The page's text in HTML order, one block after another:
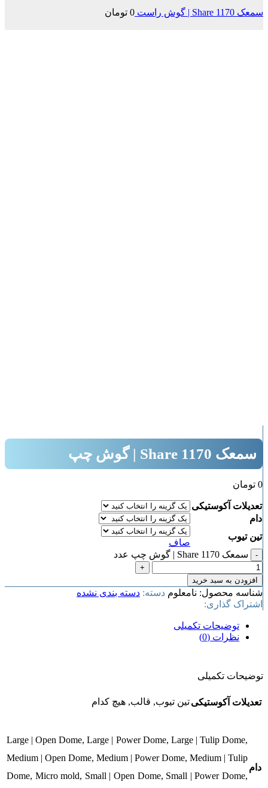
سمعک Share 1170 | گوش راست 0 تومان
سمعک Share 1170 | گوش چپ
0 تومان
تعدیلات آکوستیکی
دام
تین تیوب
صاف
سمعک Share 1170 | گوش چپ عدد
افزودن به سبد خرید
شناسه محصول: نامعلوم دسته: دسته بندی نشده
اشتراک گذاری:
توضیحات تکمیلی
نظرات (0)
توضیحات تکمیلی
تعدیلات آکوستیکیتین تیوب, قالب, هیچ کدام
دام
Large | Open Dome, Large | Power Dome, Large | Tulip Dome,
Medium | Open Dome, Medium | Power Dome, Medium | Tulip
Dome, Micro mold, Small | Open Dome, Small | Power Dome,